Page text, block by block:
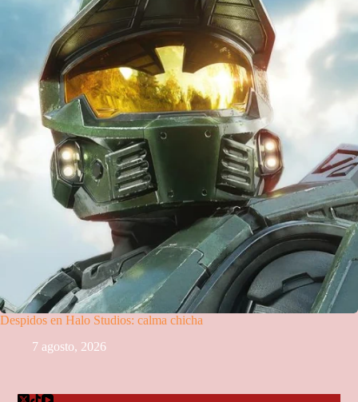
Despidos en Halo Studios: calma chicha
7 agosto, 2026